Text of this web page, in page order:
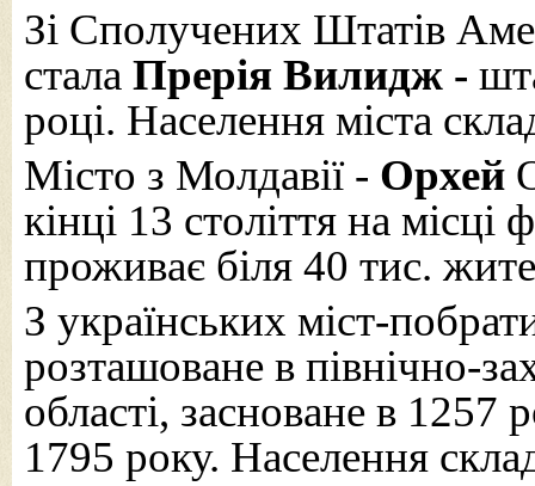
Зі Сполучених Штатів
стала Прерія Вилидж -
році. Населення міста
Місто з Молдавії - Орхей
кінці 13 століття на місці
проживає біля 40 тис.
З українських міст-
розташоване в північно-
області, засноване в 1257
1795 року. Населення